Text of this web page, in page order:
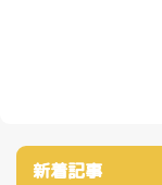
新着記事